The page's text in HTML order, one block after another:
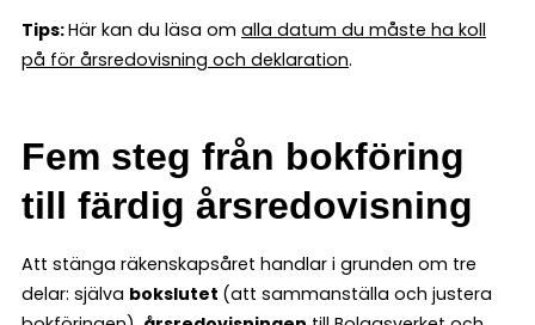
Tips:Här kan du läsa om alla datum du måste ha koll
på för årsredovisning och deklaration.
Fem steg från bokföring
till färdig årsredovisning
Att stänga räkenskapsåret handlar i grunden om tre
delar: själva bokslutet (att sammanställa och justera